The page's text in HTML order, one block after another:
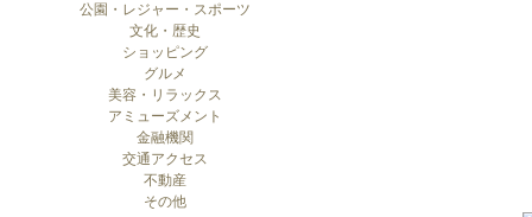
公園・レジャー・スポーツ
文化・歴史
ショッピング
グルメ
美容・リラックス
アミューズメント
金融機関
交通アクセス
不動産
その他